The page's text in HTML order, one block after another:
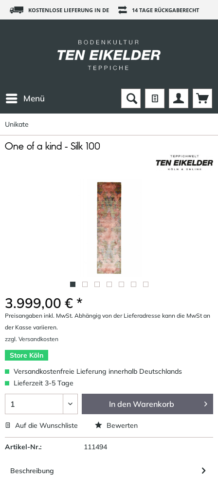
KOSTENLOSE LIEFERUNG IN DE 14 TAGE RÜCKGABERECHT
Menü
Unikate
One of a kind - Silk 100
3.999,00 € *
Preisangaben inkl. MwSt. Abhängig von der Lieferadresse kann die MwSt an
der Kasse variieren.
zzgl. Versandkosten
Store Köln
Versandkostenfreie Lieferung innerhalb Deutschlands
Lieferzeit 3-5 Tage
In den Warenkorb
Auf die Wunschliste Bewerten
Artikel-Nr.: 111494
Beschreibung